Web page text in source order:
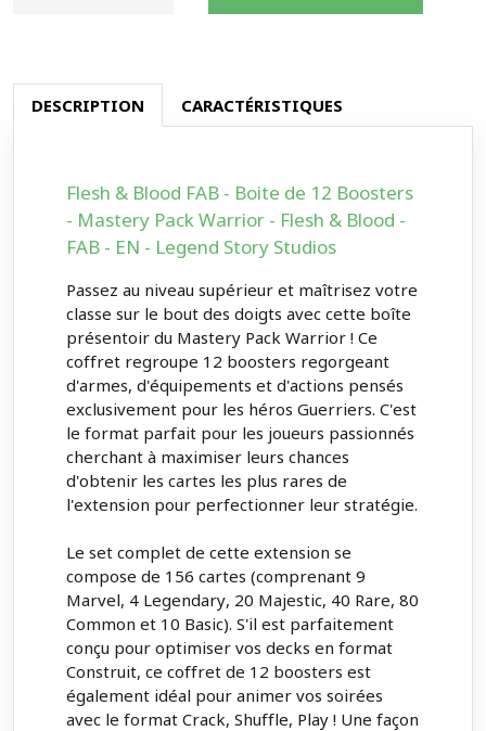
DESCRIPTION CARACTÉRISTIQUES
Flesh & Blood FAB - Boite de 12 Boosters
- Mastery Pack Warrior - Flesh & Blood -
FAB - EN - Legend Story Studios
Passez au niveau supérieur et maîtrisez votre
classe sur le bout des doigts avec cette boîte
présentoir du Mastery Pack Warrior ! Ce
coffret regroupe 12 boosters regorgeant
d'armes, d'équipements et d'actions pensés
exclusivement pour les héros Guerriers. C'est
le format parfait pour les joueurs passionnés
cherchant à maximiser leurs chances
d'obtenir les cartes les plus rares de
l'extension pour perfectionner leur stratégie.
Le set complet de cette extension se
compose de 156 cartes (comprenant 9
Marvel, 4 Legendary, 20 Majestic, 40 Rare, 80
Common et 10 Basic). S'il est parfaitement
conçu pour optimiser vos decks en format
Construit, ce coffret de 12 boosters est
également idéal pour animer vos soirées
avec le format Crack, Shuffle, Play ! Une façon